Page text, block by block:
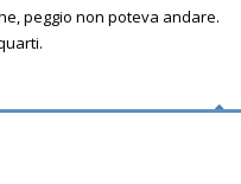
peggio non poteva andare.